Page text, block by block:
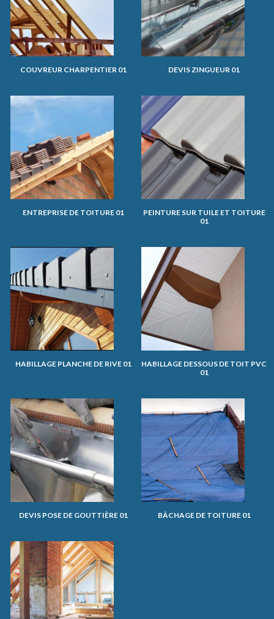
COUVREUR CHARPENTIER 01 DEVIS ZINGUEUR 01
ENTREPRISE DE TOITURE 01
PEINTURE SUR TUILE ET TOITURE
01
HABILLAGE PLANCHE DE RIVE 01
HABILLAGE DESSOUS DE TOIT PVC
01
DEVIS POSE DE GOUTTIÈRE 01 BÂCHAGE DE TOITURE 01